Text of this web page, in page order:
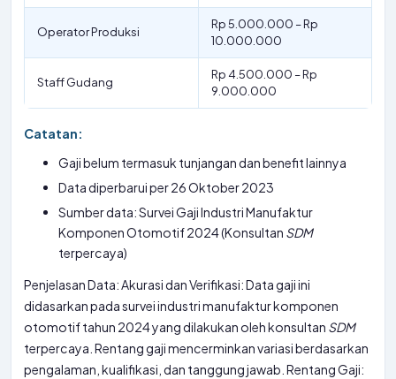
Operator Produksi
Rp 5.000.000 – Rp
10.000.000
Staff Gudang
Rp 4.500.000 – Rp
9.000.000
Catatan:
Gaji belum termasuk tunjangan dan benefit lainnya
Data diperbarui per 26 Oktober 2023
Sumber data: Survei Gaji Industri Manufaktur
Komponen Otomotif 2024 (Konsultan SDM
terpercaya)
Penjelasan Data: Akurasi dan Verifikasi: Data gaji ini
didasarkan pada survei industri manufaktur komponen
otomotif tahun 2024 yang dilakukan oleh konsultan SDM
terpercaya. Rentang gaji mencerminkan variasi berdasarkan
pengalaman, kualifikasi, dan tanggung jawab. Rentang Gaji: